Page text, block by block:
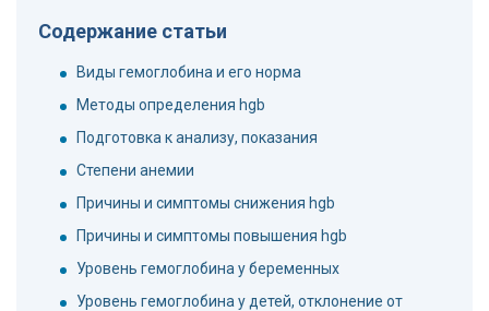
Содержание статьи
Виды гемоглобина и его норма
Методы определения hgb
Подготовка к анализу, показания
Степени анемии
Причины и симптомы снижения hgb
Причины и симптомы повышения hgb
Уровень гемоглобина у беременных
Уровень гемоглобина у детей, отклонение от